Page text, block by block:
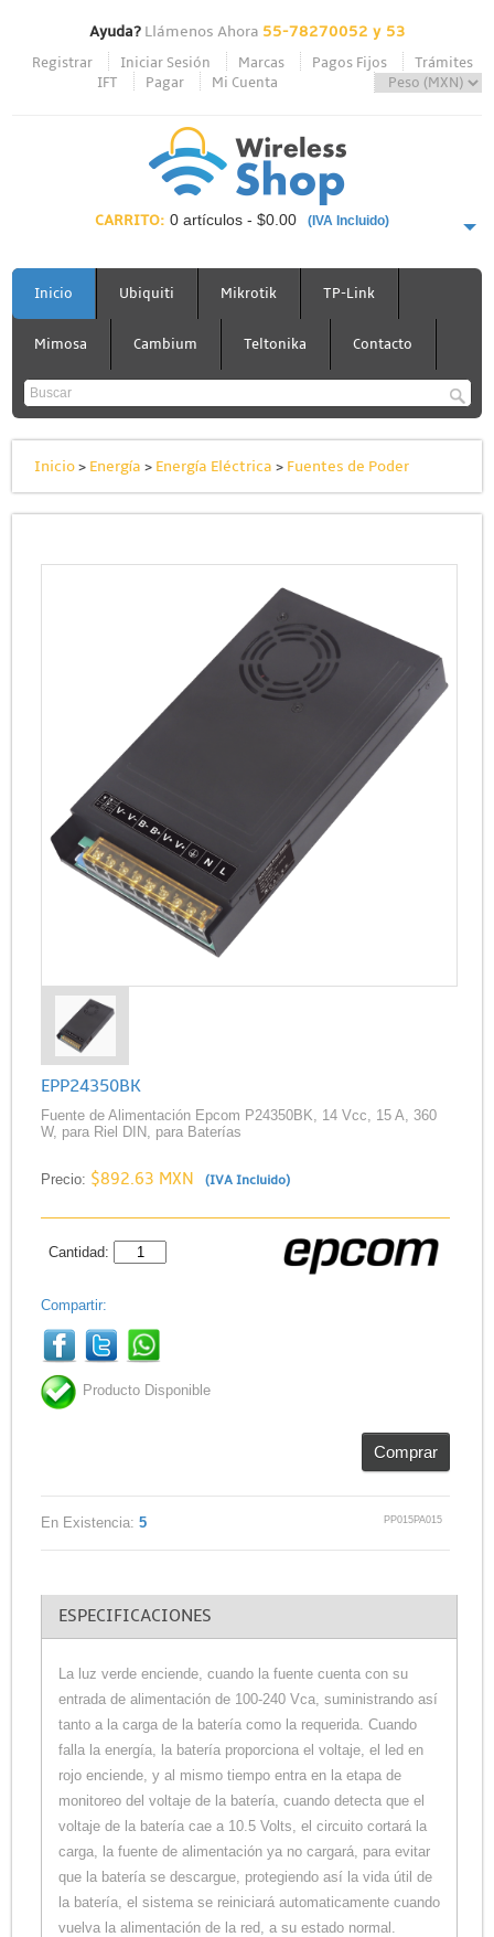
Ayuda?Llámenos Ahora 55-78270052 y 53
Registrar Iniciar Sesión Marcas Pagos Fijos
Trámites
IFT
Pagar Mi Cuenta
CARRITO: 0 artículos - $0.00 (IVA Incluido)
PAGAR AHORA
Inicio Ubiquiti Mikrotik TP-Link
Mimosa Cambium Teltonika Contacto
Inicio> Energía > Energía Eléctrica > Fuentes de Poder
EPP24350BK
Fuente de Alimentación Epcom P24350BK, 14 Vcc, 15 A, 360
W, para Riel DIN, para Baterías
Precio: $892.63 MXN (IVA Incluido)
Cantidad:
Compartir:
Producto Disponible
Comprar
En Existencia: 5 PP015PA015
ESPECIFICACIONES
La luz verde enciende, cuando la fuente cuenta con su
entrada de alimentación de 100-240 Vca, suministrando así
tanto a la carga de la batería como la requerida. Cuando
falla la energía, la batería proporciona el voltaje, el led en
rojo enciende, y al mismo tiempo entra en la etapa de
monitoreo del voltaje de la batería, cuando detecta que el
voltaje de la batería cae a 10.5 Volts, el circuito cortará la
carga, la fuente de alimentación ya no cargará, para evitar
que la batería se descargue, protegiendo así la vida útil de
la batería, el sistema se reiniciará automaticamente cuando
vuelva la alimentación de la red, a su estado normal.